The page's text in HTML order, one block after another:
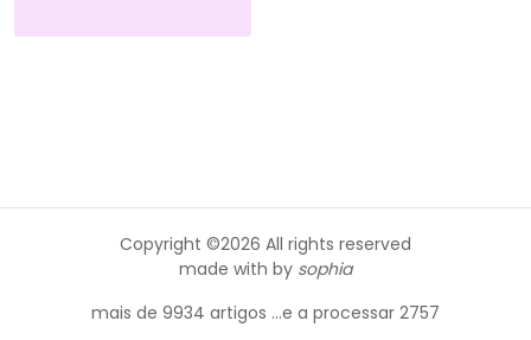
Copyright ©2026 All rights reserved
made with by sophia
mais de 9934 artigos ...e a processar 2757